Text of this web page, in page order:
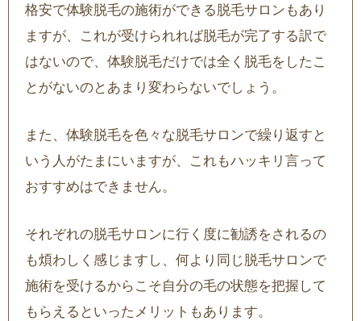
格安で体験脱毛の施術ができる脱毛サロンもあり
ますが、これが受けられれば脱毛が完了する訳で
はないので、体験脱毛だけでは全く脱毛をしたこ
とがないのとあまり変わらないでしょう。
また、体験脱毛を色々な脱毛サロンで繰り返すと
いう人がたまにいますが、これもハッキリ言って
おすすめはできません。
それぞれの脱毛サロンに行く度に勧誘をされるの
も煩わしく感じますし、何より同じ脱毛サロンで
施術を受けるからこそ自分の毛の状態を把握して
もらえるといったメリットもあります。